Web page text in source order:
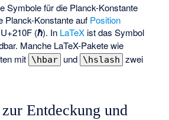
Symbole für die Planck-Konstante
Planck-Konstante auf Position
(ℏ). In LaTeX ist das Symbol
Manche LaTeX-Pakete wie
mit \hbar und \hslash zwei
Entdeckung und